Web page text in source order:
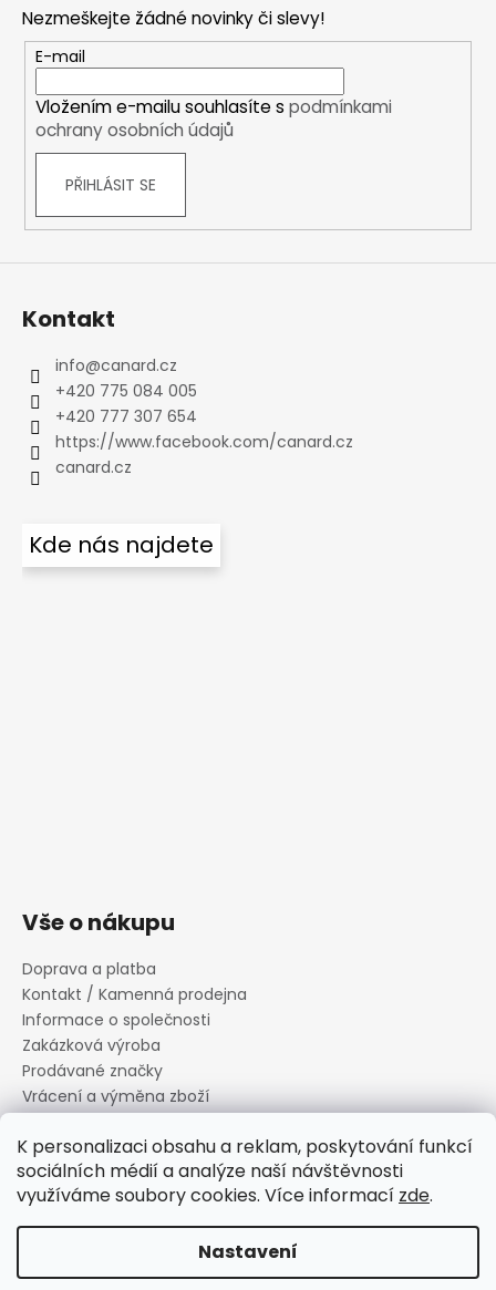
K personalizaci obsahu a reklam, poskytování funkcí
sociálních médií a analýze naší návštěvnosti
využíváme soubory cookies. Více informací zde.
Nastavení
Nezmeškejte žádné novinky či slevy!
E-mail
Vložením e-mailu souhlasíte s podmínkami
ochrany osobních údajů
PŘIHLÁSIT SE
Kontakt
info@canard.cz
+420 775 084 005
+420 777 307 654
https://www.facebook.com/canard.cz
canard.cz
Kde nás najdete
Vše o nákupu
Doprava a platba
Kontakt / Kamenná prodejna
Informace o společnosti
Zakázková výroba
Prodávané značky
Vrácení a výměna zboží
Informace o souborech cookies
Reklamační řád
Obchodní podmínky